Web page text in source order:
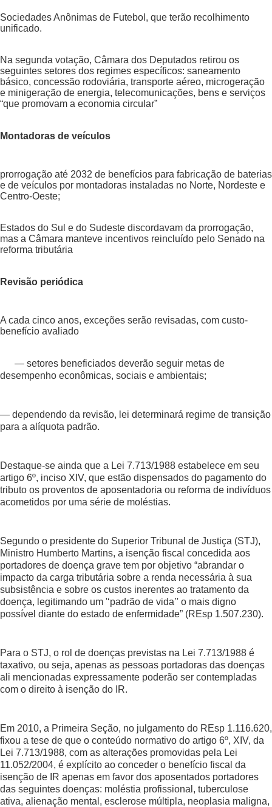
Sociedades Anônimas de Futebol, que terão recolhimento
unificado.
Na segunda votação, Câmara dos Deputados retirou os
seguintes setores dos regimes específicos: saneamento
básico, concessão rodoviária, transporte aéreo, microgeração
e minigeração de energia, telecomunicações, bens e serviços
“que promovam a economia circular”
Montadoras de veículos
prorrogação até 2032 de benefícios para fabricação de baterias
e de veículos por montadoras instaladas no Norte, Nordeste e
Centro-Oeste;
Estados do Sul e do Sudeste discordavam da prorrogação,
mas a Câmara manteve incentivos reincluído pelo Senado na
reforma tributária
Revisão periódica
A cada cinco anos, exceções serão revisadas, com custo-
benefício avaliado
— setores beneficiados deverão seguir metas de
desempenho econômicas, sociais e ambientais;
— dependendo da revisão, lei determinará regime de transição
para a alíquota padrão.
Destaque-se ainda que a Lei 7.713/1988 estabelece em seu
artigo 6º, inciso XIV, que estão dispensados do pagamento do
tributo os proventos de aposentadoria ou reforma de indivíduos
acometidos por uma série de moléstias.
Segundo o presidente do Superior Tribunal de Justiça (STJ),
Ministro Humberto Martins, a isenção fiscal concedida aos
portadores de doença grave tem por objetivo “abrandar o
impacto da carga tributária sobre a renda necessária à sua
subsistência e sobre os custos inerentes ao tratamento da
doença, legitimando um '‘padrão de vida’' o mais digno
possível diante do estado de enfermidade” (REsp 1.507.230).
Para o STJ, o rol de doenças previstas na Lei 7.713/1988 é
taxativo, ou seja, apenas as pessoas portadoras das doenças
ali mencionadas expressamente poderão ser contempladas
com o direito à isenção do IR.
Em 2010, a Primeira Seção, no julgamento do REsp 1.116.620,
fixou a tese de que o conteúdo normativo do artigo 6º, XIV, da
Lei 7.713/1988, com as alterações promovidas pela Lei
11.052/2004, é explícito ao conceder o benefício fiscal da
isenção de IR apenas em favor dos aposentados portadores
das seguintes doenças: moléstia profissional, tuberculose
ativa, alienação mental, esclerose múltipla, neoplasia maligna,